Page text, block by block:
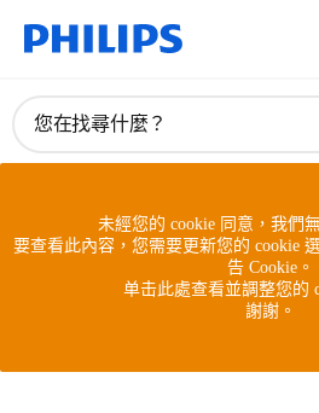
您在找尋什麼？
未經您的 cookie 同意，我們
要查看此內容，您需要更新您的 cookie
告 Cookie。
单击此處查看並調整您的
謝謝。